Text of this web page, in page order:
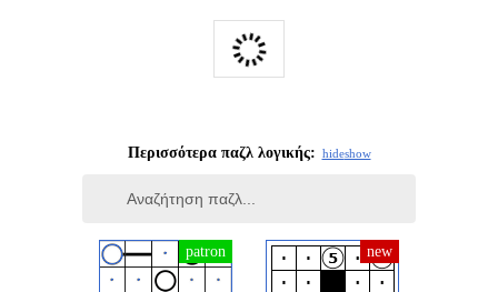
Περισσότερα παζλ λογικής: hideshow